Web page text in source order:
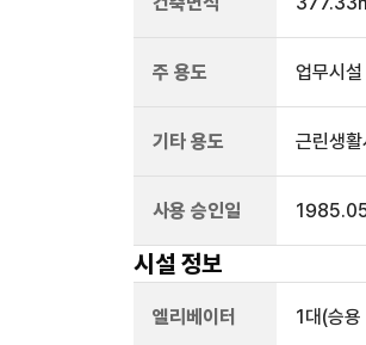
주 용도 업무시설
기타 용도 근린생
사용 승인일
시설 정보
엘리베이터 1대 (승